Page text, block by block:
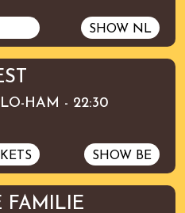
SHOW NL
HAM - 22:30
SHOW BE
FAMILIE